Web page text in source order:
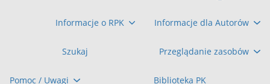
Informacje o RPK Informacje dla Autorów
Szukaj Przeglądanie zasobów
Pomoc / Uwagi Biblioteka PK